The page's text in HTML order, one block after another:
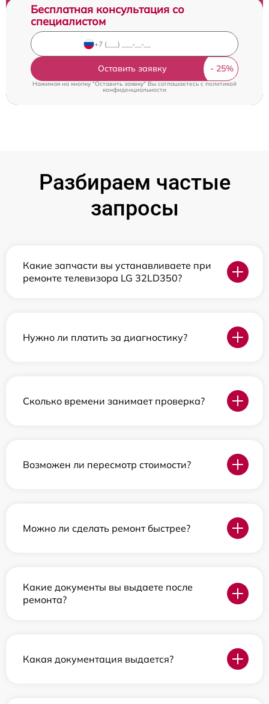
Бесплатная консультация со
специалистом
Оставить заявку
Нажимая на кнопку "Оставить заявку" Вы соглашаетесь c политикой
конфиденциальности
Разбираем частые
запросы
Какие запчасти вы устанавливаете при
ремонте телевизора LG 32LD350?
Нужно ли платить за диагностику?
Сколько времени занимает проверка?
Возможен ли пересмотр стоимости?
Можно ли сделать ремонт быстрее?
Какие документы вы выдаете после
ремонта?
Какая документация выдается?